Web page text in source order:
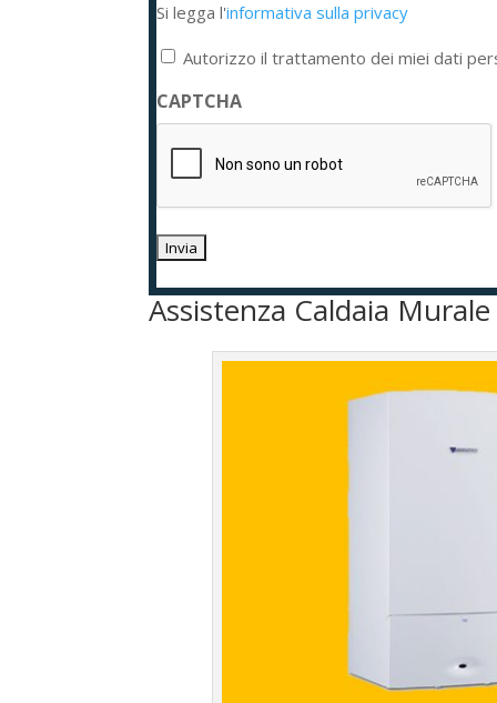
legga
l'informativa
privacy
*
Si legga l'informativa sulla privacy
Autorizzo il trattamento dei miei dati
CAPTCHA
Assistenza Caldaia